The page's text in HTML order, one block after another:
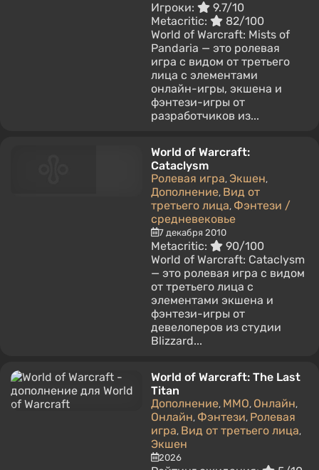
Игроки:
9.7/10
Metacritic:
82/100
World of Warcraft: Mists of
Pandaria — это ролевая
игра с видом от третьего
лица с элементами
онлайн-игры, экшена и
фэнтези-игры от
разработчиков из...
World of Warcraft:
Cataclysm
Ролевая игра, Экшен,
Дополнение, Вид от
третьего лица, Фэнтези /
средневековье
7 декабря 2010
Metacritic:
90/100
World of Warcraft: Cataclysm
— это ролевая игра с видом
от третьего лица с
элементами экшена и
фэнтези-игры от
девелоперов из студии
Blizzard...
World of Warcraft: The Last
Titan
Дополнение, MMO, Онлайн,
Онлайн, Фэнтези, Ролевая
игра, Вид от третьего лица,
Экшен
2026